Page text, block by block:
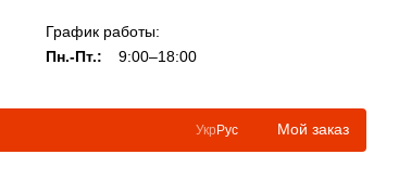
График работы:
Пн.-Пт.:
9:00–18:00
Укр Рус Мой заказ